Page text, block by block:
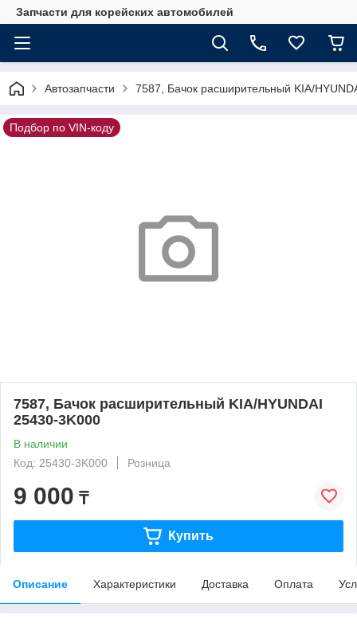
Запчасти для корейских автомобилей
Автозапчасти 7587, Бачок расширительный KIA/
Подбор по VIN-коду
7587, Бачок расширительный KIA/HYUNDAI
25430-3K000
В наличии
Код: 25430-3K000
Розница
9 000 ₸
Купить
Описание Характеристики Доставка Оплата